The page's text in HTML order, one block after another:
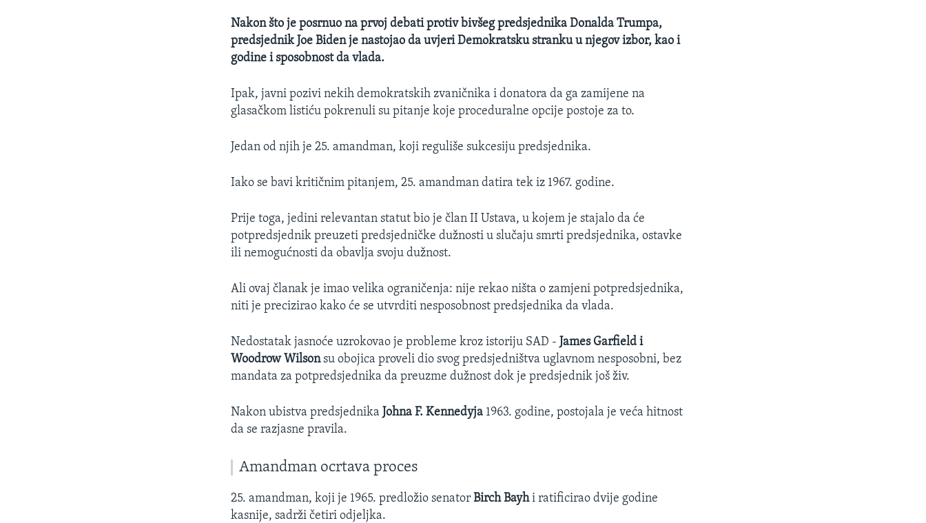
Nakon što je posrnuo na prvoj debati protiv bivšeg predsjednika Donalda Trumpa,
predsjednik Joe Biden je nastojao da uvjeri Demokratsku stranku u njegov izbor, kao i
godine i sposobnost da vlada.
Ipak, javni pozivi nekih demokratskih zvaničnika i donatora da ga zamijene na
glasačkom listiću pokrenuli su pitanje koje proceduralne opcije postoje za to.
Jedan od njih je 25. amandman, koji reguliše sukcesiju predsjednika.
Iako se bavi kritičnim pitanjem, 25. amandman datira tek iz 1967. godine.
Prije toga, jedini relevantan statut bio je član II Ustava, u kojem je stajalo da će
potpredsjednik preuzeti predsjedničke dužnosti u slučaju smrti predsjednika, ostavke
ili nemogućnosti da obavlja svoju dužnost.
Ali ovaj članak je imao velika ograničenja: nije rekao ništa o zamjeni potpredsjednika,
niti je precizirao kako će se utvrditi nesposobnost predsjednika da vlada.
Nedostatak jasnoće uzrokovao je probleme kroz istoriju SAD - James Garfield i
Woodrow Wilsonsu obojica proveli dio svog predsjedništva uglavnom nesposobni, bez
mandata za potpredsjednika da preuzme dužnost dok je predsjednik još živ.
Nakon ubistva predsjednika Johna F. Kennedyja 1963. godine, postojala je veća hitnost
da se razjasne pravila.
Amandman ocrtava proces
25. amandman, koji je 1965. predložio senator Birch Bayhi ratificirao dvije godine
kasnije, sadrži četiri odjeljka.